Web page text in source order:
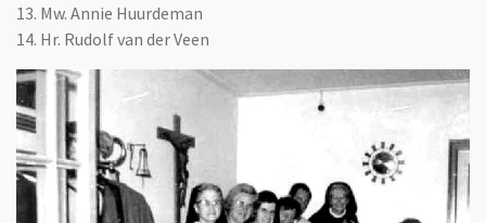
13. Mw. Annie Huurdeman
14. Hr. Rudolf van der Veen